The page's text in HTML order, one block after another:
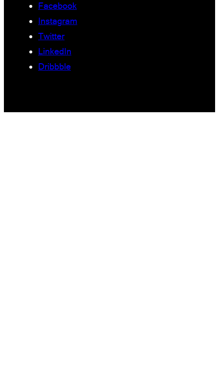
Facebook
Instagram
Twitter
LinkedIn
Dribbble